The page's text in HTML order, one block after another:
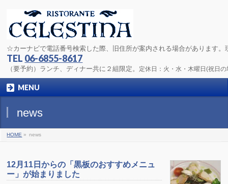
☆カーナビで電話番号検索した際、旧住所が案内される場合があります。
TEL 06-6855-8617
（要予約）ランチ、ディナー共に２組限定。 定休日：火・水・木曜日(祝日
MENU
news
HOME » news
12月11日からの「黒板のおすすめメニュ
ー」が始まりました